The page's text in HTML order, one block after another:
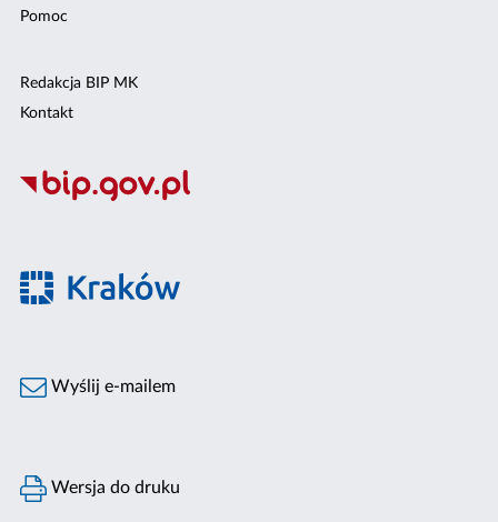
Pomoc
Redakcja BIP MK
Kontakt
Wyślij e-mailem
Wersja do druku